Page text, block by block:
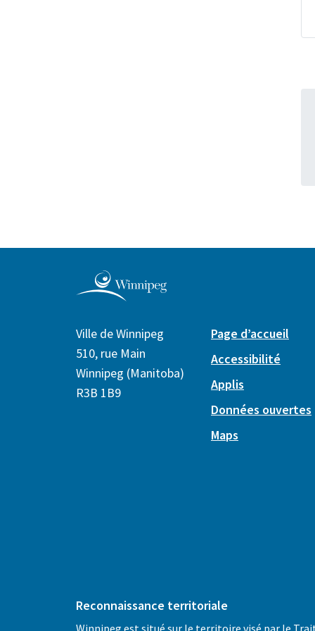
Ville de Winnipeg
510, rue Main
Winnipeg (Manitoba)
R3B 1B9
Page d’accueil
Accessibilité
Applis
Données ouvertes
Maps
Reconnaissance territoriale
Winnipeg est situé sur le territoire visé par le